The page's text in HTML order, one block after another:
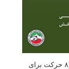
آموزش چی کونگ ۸ قطعه زربافت ابریشمی (۸ حرکت برای